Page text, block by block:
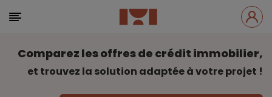
Comparez les offres de crédit immobilier,
et trouvez la solution adaptée à votre projet !